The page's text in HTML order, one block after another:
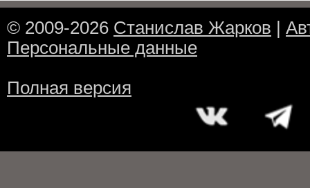
© 2009-2026 Станислав Жарков
Персональные данные
Полная версия